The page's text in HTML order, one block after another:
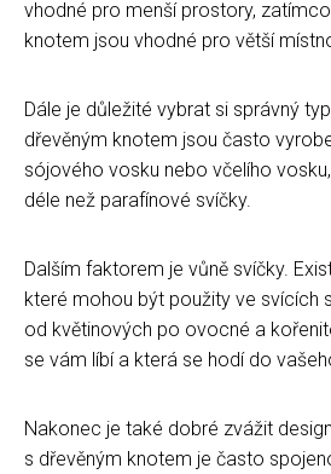
vhodné pro menší prostory,
knotem jsou vhodné pro větší
Dále je důležité vybrat si správný
dřevěným knotem jsou často
sójového vosku nebo včelího
déle než parafínové svíčky.
Dalším faktorem je vůně svíčky.
které mohou být použity ve svících
od květinových po ovocné a
se vám líbí a která se hodí do
Nakonec je také dobré zvážit
s dřevěným knotem je často